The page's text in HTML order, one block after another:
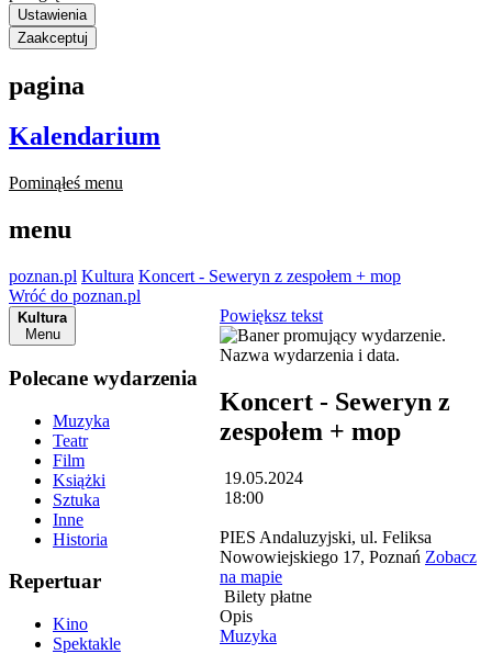
Ustawienia
Zaakceptuj
pagina
Kalendarium
Pominąłeś menu
menu
poznan.pl Kultura Koncert - Seweryn z zespołem + mop
Wróć do poznan.pl
Kultura
Menu
Polecane wydarzenia
Muzyka
Teatr
Film
Książki
Sztuka
Inne
Historia
Repertuar
Kino
Spektakle
Powiększ tekst
Koncert - Seweryn z
zespołem + mop
19.05.2024
18:00
PIES Andaluzyjski, ul. Feliksa
Nowowiejskiego 17, Poznań Zobacz
na mapie
Bilety płatne
Opis
Muzyka